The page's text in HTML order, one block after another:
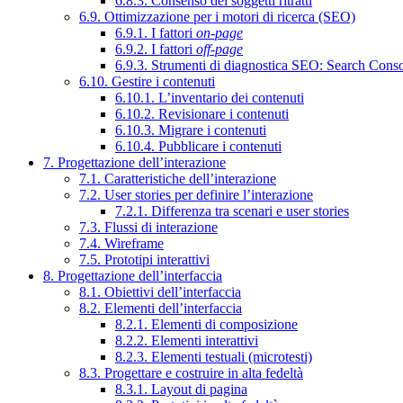
6.9. Ottimizzazione per i motori di ricerca (SEO)
6.9.1. I fattori on-page
6.9.2. I fattori off-page
6.9.3. Strumenti di diagnostica SEO: Search
6.10. Gestire i contenuti
6.10.1. L’inventario dei contenuti
6.10.2. Revisionare i contenuti
6.10.3. Migrare i contenuti
6.10.4. Pubblicare i contenuti
7. Progettazione dell’interazione
7.1. Caratteristiche dell’interazione
7.2. User stories per definire l’interazione
7.2.1. Differenza tra scenari e user stories
7.3. Flussi di interazione
7.4. Wireframe
7.5. Prototipi interattivi
8. Progettazione dell’interfaccia
8.1. Obiettivi dell’interfaccia
8.2. Elementi dell’interfaccia
8.2.1. Elementi di composizione
8.2.2. Elementi interattivi
8.2.3. Elementi testuali (microtesti)
8.3. Progettare e costruire in alta fedeltà
8.3.1. Layout di pagina